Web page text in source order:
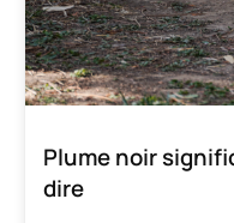
Plume noir
dire